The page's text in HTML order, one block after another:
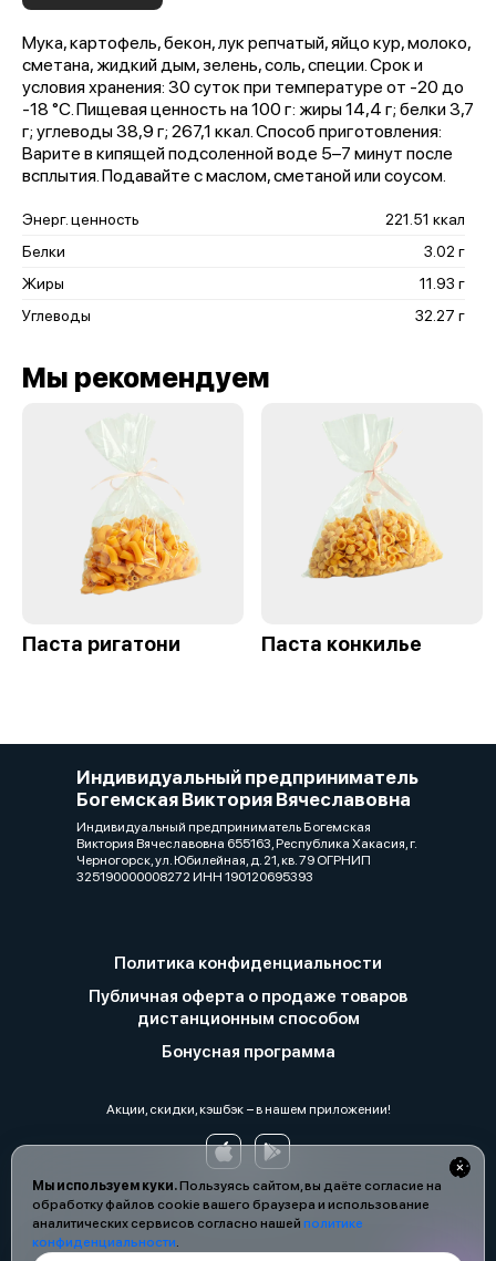
Мы используем куки.Пользуясь сайтом, вы даёте согласие на
обработку файлов cookie вашего браузера и использование
аналитических сервисов согласно нашей политике
конфиденциальности.
Мука, картофель, бекон, лук репчатый, яйцо кур, молоко,
сметана, жидкий дым, зелень, соль, специи. Срок и
условия хранения: 30 суток при температуре от -20 до
-18 °С. Пищевая ценность на 100 г: жиры 14,4 г; белки 3,7
г; углеводы 38,9 г; 267,1 ккал. Способ приготовления:
Варите в кипящей подсоленной воде 5–7 минут после
всплытия. Подавайте с маслом, сметаной или соусом.
Энерг. ценность
221.51 ккал
Белки
3.02 г
Жиры
11.93 г
Углеводы
32.27 г
Мы рекомендуем
Паста ригатони Паста конкилье
Индивидуальный предприниматель
Богемская Виктория Вячеславовна
Индивидуальный предприниматель Богемская
Виктория Вячеславовна 655163, Республика Хакасия, г.
Черногорск, ул. Юбилейная, д. 21, кв. 79 ОГРНИП
325190000008272 ИНН 190120695393
Политика конфиденциальности
Публичная оферта о продаже товаров
дистанционным способом
Бонусная программа
Акции, скидки, кэшбэк − в нашем приложении!